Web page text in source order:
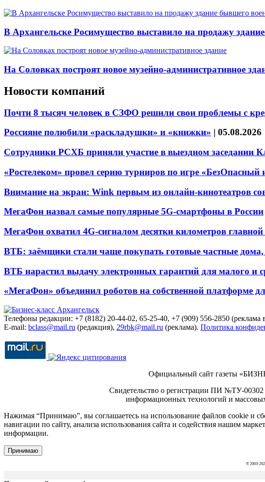
В Архангельске Росимущество выставило на продажу
На Соловках построят новое музейно-административное
Новости компаний
Почти 8 тысяч человек в СЗФО решили свои проблемы с
Россияне полюбили «раскладушки» и «книжки» | 05.08.2026
Сотрудники РСХБ приняли участие в выездном заседании
«Ростелеком» провел серию турниров по игре «БезОпасный
Внимание на экран: Wink первым из онлайн-кинотеатров
МегаФон назвал самые популярные 5G-смартфоны в России
МегаФон охватил 4G-сигналом десятки километров
ВТБ: заёмщики стали чаще покупать готовые частные дома,
ВТБ нарастил выдачу электронных гарантий для малого и
«МегаФон» объединил роботов на собственной платформе
Телефоны редакции: +7 (8182) 20-44-02, 65-25-40, +7 (909) 556-2850 (реклама
E-mail: bclass@mail.ru (редакция), 29rbk@mail.ru (реклама). Политика
Официальный сайт газеты
Свидетельство о регистрации ПИ №ТУ-00302
информационных технологий и
Нажимая “Принимаю”, вы соглашаетесь на использование файлов cookie и
навигации по сайту, анализа использования сайта и содействия нашим
информации.
Принимаю
© 2003-